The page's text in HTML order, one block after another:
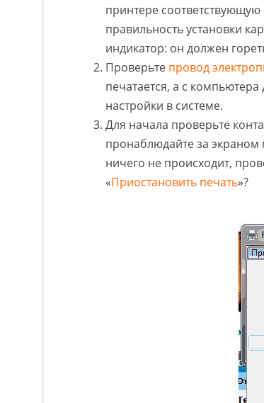
принтере соответствующую
правильность установки
индикатор: он должен
Проверьте провод
печатается, а с
настройки в системе.
Для начала проверьте
пронаблюдайте за экраном
ничего не происходит,
«Приостановить печать»?